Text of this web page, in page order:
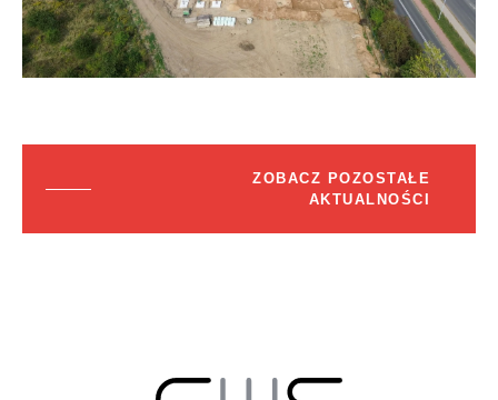
ZOBACZ POZOSTAŁE
AKTUALNOŚCI